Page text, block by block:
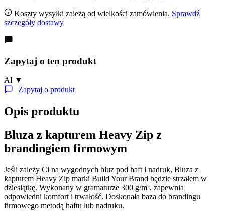
Koszty wysyłki zależą od wielkości zamówienia. Sprawdź
szczegóły dostawy
Zapytaj o ten produkt
AI ▼
Zapytaj o produkt
Opis produktu
Bluza z kapturem Heavy Zip z
brandingiem firmowym
Jeśli zależy Ci na wygodnych bluz pod haft i nadruk, Bluza z
kapturem Heavy Zip marki Build Your Brand będzie strzałem w
dziesiątkę. Wykonany w gramaturze 300 g/m², zapewnia
odpowiedni komfort i trwałość. Doskonała baza do brandingu
firmowego metodą haftu lub nadruku.